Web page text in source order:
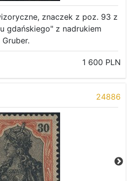
znaczek z poz. 93 z
gdańskiego" z nadrukiem
1 600 PLN
24886